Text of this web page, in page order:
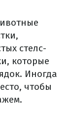
стелс-
которые
Иногда
чтобы